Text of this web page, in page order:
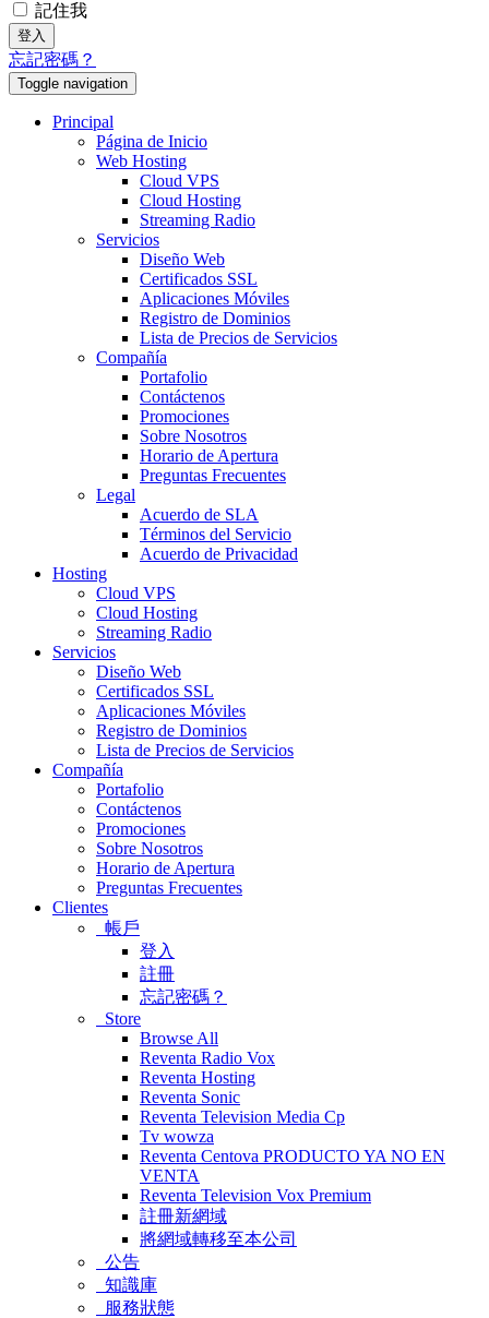
記住我
登入
忘記密碼？
Toggle navigation
Principal
Página de Inicio
Web Hosting
Cloud VPS
Cloud Hosting
Streaming Radio
Servicios
Diseño Web
Certificados SSL
Aplicaciones Móviles
Registro de Dominios
Lista de Precios de Servicios
Compañía
Portafolio
Contáctenos
Promociones
Sobre Nosotros
Horario de Apertura
Preguntas Frecuentes
Legal
Acuerdo de SLA
Términos del Servicio
Acuerdo de Privacidad
Hosting
Cloud VPS
Cloud Hosting
Streaming Radio
Servicios
Diseño Web
Certificados SSL
Aplicaciones Móviles
Registro de Dominios
Lista de Precios de Servicios
Compañía
Portafolio
Contáctenos
Promociones
Sobre Nosotros
Horario de Apertura
Preguntas Frecuentes
Clientes
帳戶
登入
註冊
忘記密碼？
Store
Browse All
Reventa Radio Vox
Reventa Hosting
Reventa Sonic
Reventa Television Media Cp
Tv wowza
Reventa Centova PRODUCTO YA NO EN
VENTA
Reventa Television Vox Premium
註冊新網域
將網域轉移至本公司
公告
知識庫
服務狀態